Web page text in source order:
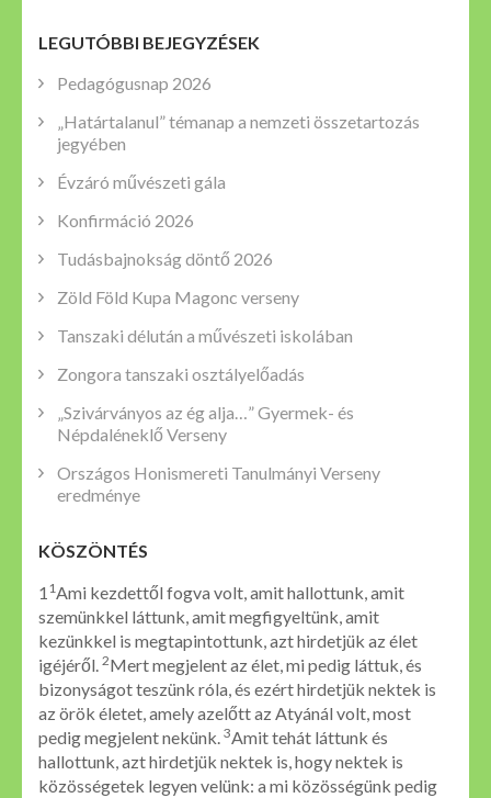
LEGUTÓBBI BEJEGYZÉSEK
Pedagógusnap 2026
„Határtalanul” témanap a nemzeti összetartozás
jegyében
Évzáró művészeti gála
Konfirmáció 2026
Tudásbajnokság döntő 2026
Zöld Föld Kupa Magonc verseny
Tanszaki délután a művészeti iskolában
Zongora tanszaki osztályelőadás
„Szivárványos az ég alja…” Gyermek- és
Népdaléneklő Verseny
Országos Honismereti Tanulmányi Verseny
eredménye
KÖSZÖNTÉS
1 1Ami kezdettől fogva volt, amit hallottunk, amit
szemünkkel láttunk, amit megfigyeltünk, amit
kezünkkel is megtapintottunk, azt hirdetjük az élet
igéjéről. 2Mert megjelent az élet, mi pedig láttuk, és
bizonyságot teszünk róla, és ezért hirdetjük nektek is
az örök életet, amely azelőtt az Atyánál volt, most
pedig megjelent nekünk. 3Amit tehát láttunk és
hallottunk, azt hirdetjük nektek is, hogy nektek is
közösségetek legyen velünk: a mi közösségünk pedig